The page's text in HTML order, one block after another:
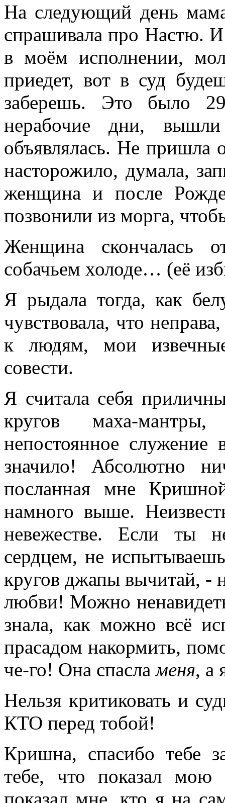
На следующий день
спрашивала про Настю. И
в моём исполнении,
приедет, вот в суд
заберешь. Это было
нерабочие дни,
объявлялась. Не пришла
насторожило, думала,
женщина и после
позвонили из морга,
Женщина скончалась
собачьем холоде… (её
Я рыдала тогда, как
чувствовала, что
к людям, мои
совести.
Я считала себя
кругов маха-
непостоянное
значило! Абсолютно
посланная мне
намного выше.
невежестве. Если ты
сердцем, не
кругов джапы вычитай, -
любви! Можно
знала, как можно всё
прасадом накормить,
че-го! Она спасламеня, а
Нельзя критиковать и
КТО перед тобой!
Кришна, спасибо тебе
тебе, что показал мою